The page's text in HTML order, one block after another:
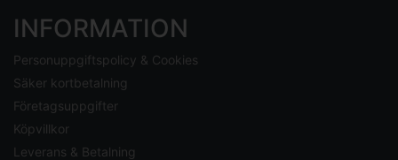
INFORMATION
Personuppgiftspolicy & Cookies
Säker kortbetalning
Företagsuppgifter
Köpvillkor
Leverans & Betalning